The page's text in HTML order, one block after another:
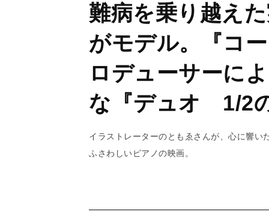
難病を乗り越え
がモデル。『コ
ロデューサーに
な『デュオ 1/2
イラストレーターのともゑさんが、心に響
ふさわしいピアノの映画。